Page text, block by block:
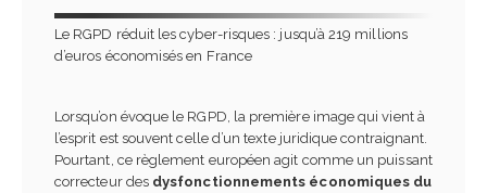
Le RGPD réduit les cyber-risques : jusqu’à 219 millions
d’euros économisés en France
Lorsqu’on évoque le RGPD, la première image qui vient à
l’esprit est souvent celle d’un texte juridique contraignant.
Pourtant, ce règlement européen agit comme un puissant
correcteur des dysfonctionnements économiques du